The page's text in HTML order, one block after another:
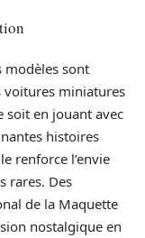
modèles sont
voitures miniatures
soit en jouant avec
histoires
renforce l’envie
rares. Des
de la Maquette
nostalgique en